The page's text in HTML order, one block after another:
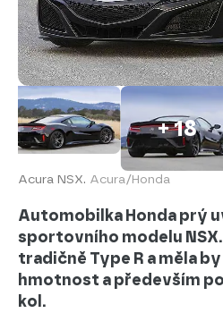
+ 18
Acura NSX. Acura/Honda
Automobilka Honda prý
sportovního modelu
tradičně Type R a měla
hmotnost a především
kol.